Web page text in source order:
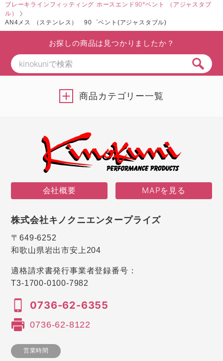
ブレーキラインフィッティング ホースエンド90°ベント （アジャスタブ
ル）
AN4メス （ステンレス） 90゜ベント(アジャスタブル)
お探しの商品は見つかりましたか？
商品カテゴリー一覧
会社概要 MAPを見る
株式会社キノクニエンタープライズ
〒649-6252
和歌山県岩出市安上204
適格請求書発行事業者登録番号：
T3-1700-0100-7982
0736-62-6355
0736-62-8122
営業時間